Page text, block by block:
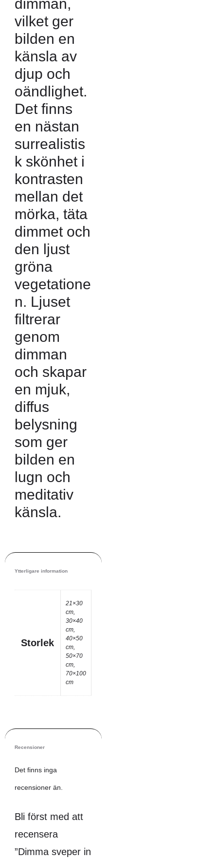
dimman,
vilket ger
bilden en
känsla av
djup och
oändlighet.
Det finns
en nästan
surrealistis
k skönhet i
kontrasten
mellan det
mörka, täta
dimmet och
den ljust
gröna
vegetatione
n. Ljuset
filtrerar
genom
dimman
och skapar
en mjuk,
diffus
belysning
som ger
bilden en
lugn och
meditativ
känsla.
Ytterligare information
Storlek
21×30
cm,
30×40
cm,
40×50
cm,
50×70
cm,
70×100
cm
Recensioner
Det finns inga
recensioner än.
Bli först med att
recensera
”Dimma sveper in